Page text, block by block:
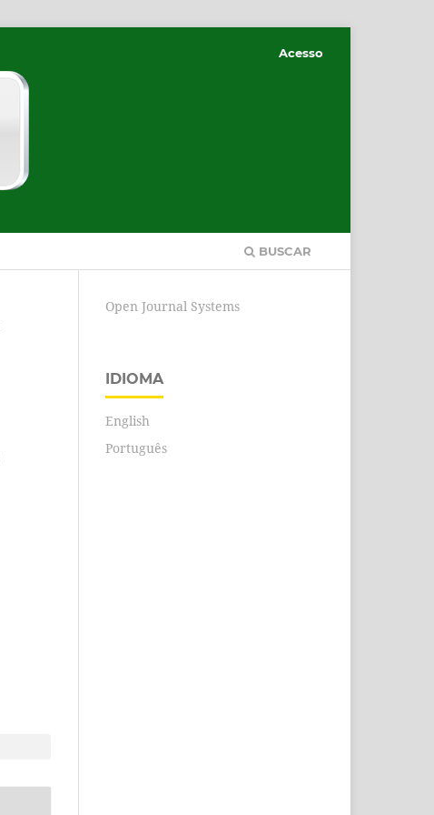
BUSCAR
Acesso
Open Journal Systems
IDIOMA
English
Português